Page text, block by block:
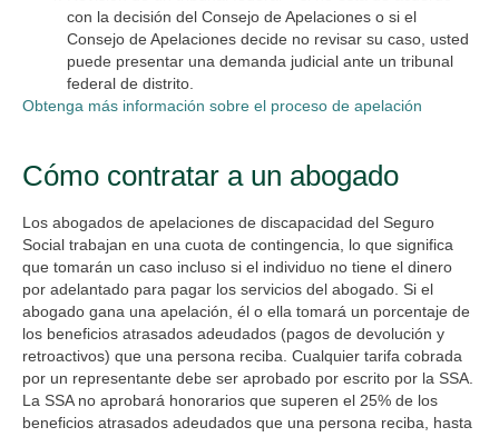
con la decisión del Consejo de Apelaciones o si el
Consejo de Apelaciones decide no revisar su caso, usted
puede presentar una demanda judicial ante un tribunal
federal de distrito.
Obtenga más información sobre el proceso de apelación
Cómo contratar a un abogado
Los abogados de apelaciones de discapacidad del Seguro
Social trabajan en una cuota de contingencia, lo que significa
que tomarán un caso incluso si el individuo no tiene el dinero
por adelantado para pagar los servicios del abogado. Si el
abogado gana una apelación, él o ella tomará un porcentaje de
los beneficios atrasados adeudados (pagos de devolución y
retroactivos) que una persona reciba. Cualquier tarifa cobrada
por un representante debe ser aprobado por escrito por la SSA.
La SSA no aprobará honorarios que superen el 25% de los
beneficios atrasados adeudados que una persona reciba, hasta